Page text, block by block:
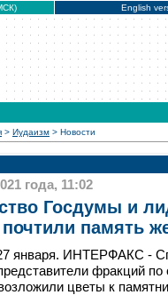
English
> Иудаизм > Новости
года, 11:02
Госдумы и
память
января. ИНТЕРФАКС -
фракций
цветы к